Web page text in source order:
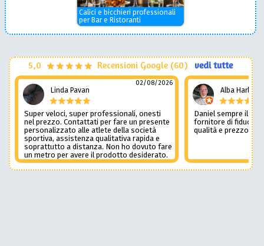
Calici e bicchieri professionali
per Bar e Ristoranti
5,0 Recensioni Google (60) vedi tutte
Linda Pavan
02/08/2026
Super veloci, super professionali, onesti
nel prezzo. Contattati per fare un presente
personalizzato alle atlete della società
sportiva, assistenza qualitativa rapida e
soprattutto a distanza. Non ho dovuto fare
un metro per avere il prodotto desiderato.
Una assistenza del genere è rara e
preziosa. Credo li contatterò ancora in
Alba Harley
Daniel sempre il
fornitore di fiducia
qualità e prezzo